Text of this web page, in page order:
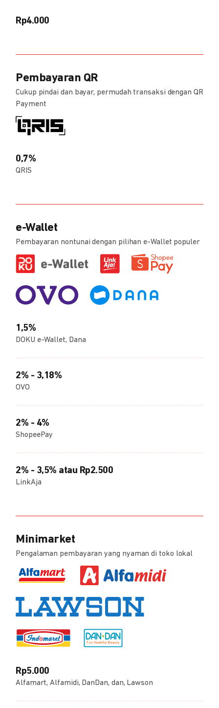
Rp4.000
Pembayaran QR
Cukup pindai dan bayar, permudah transaksi dengan QR
Payment
0,7%
QRIS
e-Wallet
Pembayaran nontunai dengan pilihan e-Wallet populer
1,5%
DOKU e-Wallet, Dana
2% - 3,18%
OVO
2% - 4%
ShopeePay
2% - 3,5% atau Rp2.500
LinkAja
Minimarket
Pengalaman pembayaran yang nyaman di toko lokal
Rp5.000
Alfamart, Alfamidi, DanDan, dan, Lawson